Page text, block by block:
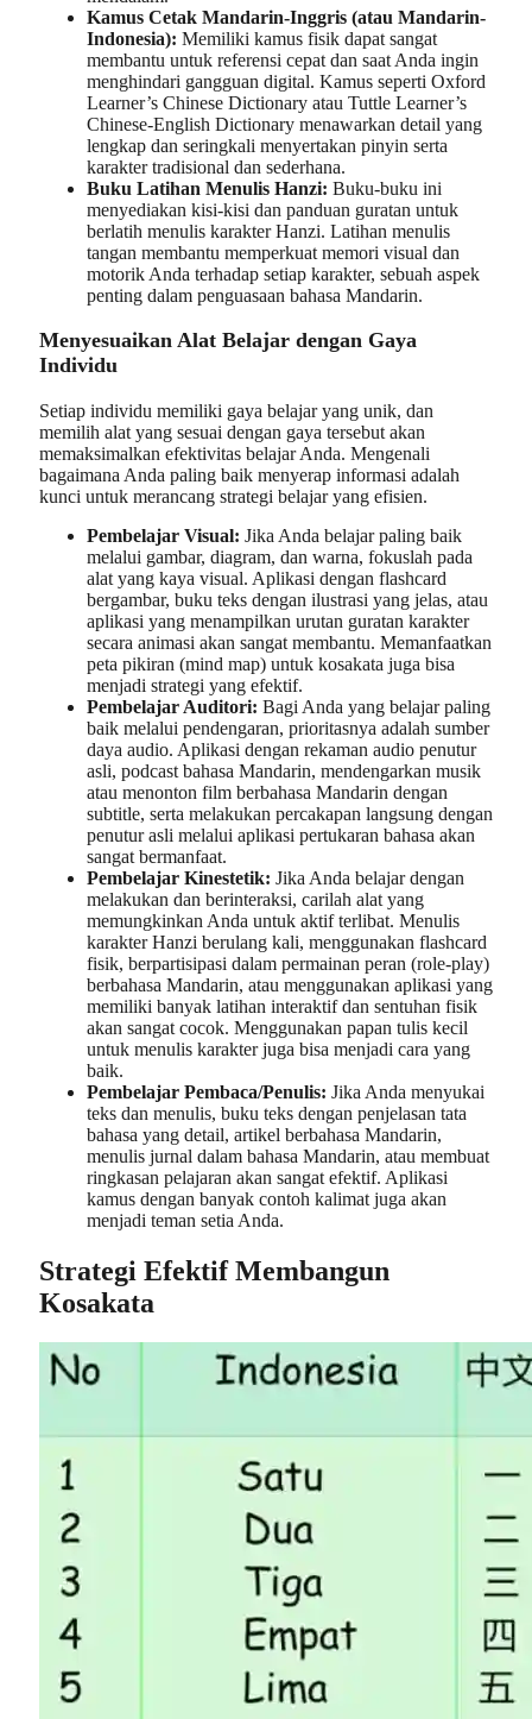
Kamus Cetak Mandarin-Inggris (atau Mandarin-
Indonesia): Memiliki kamus fisik dapat sangat
membantu untuk referensi cepat dan saat Anda ingin
menghindari gangguan digital. Kamus seperti Oxford
Learner’s Chinese Dictionary atau Tuttle Learner’s
Chinese-English Dictionary menawarkan detail yang
lengkap dan seringkali menyertakan pinyin serta
karakter tradisional dan sederhana.
Buku Latihan Menulis Hanzi: Buku-buku ini
menyediakan kisi-kisi dan panduan guratan untuk
berlatih menulis karakter Hanzi. Latihan menulis
tangan membantu memperkuat memori visual dan
motorik Anda terhadap setiap karakter, sebuah aspek
penting dalam penguasaan bahasa Mandarin.
Menyesuaikan Alat Belajar dengan Gaya
Individu
Setiap individu memiliki gaya belajar yang unik, dan
memilih alat yang sesuai dengan gaya tersebut akan
memaksimalkan efektivitas belajar Anda. Mengenali
bagaimana Anda paling baik menyerap informasi adalah
kunci untuk merancang strategi belajar yang efisien.
Pembelajar Visual: Jika Anda belajar paling baik
melalui gambar, diagram, dan warna, fokuslah pada
alat yang kaya visual. Aplikasi dengan flashcard
bergambar, buku teks dengan ilustrasi yang jelas, atau
aplikasi yang menampilkan urutan guratan karakter
secara animasi akan sangat membantu. Memanfaatkan
peta pikiran (mind map) untuk kosakata juga bisa
menjadi strategi yang efektif.
Pembelajar Auditori: Bagi Anda yang belajar paling
baik melalui pendengaran, prioritasnya adalah sumber
daya audio. Aplikasi dengan rekaman audio penutur
asli, podcast bahasa Mandarin, mendengarkan musik
atau menonton film berbahasa Mandarin dengan
subtitle, serta melakukan percakapan langsung dengan
penutur asli melalui aplikasi pertukaran bahasa akan
sangat bermanfaat.
Pembelajar Kinestetik: Jika Anda belajar dengan
melakukan dan berinteraksi, carilah alat yang
memungkinkan Anda untuk aktif terlibat. Menulis
karakter Hanzi berulang kali, menggunakan flashcard
fisik, berpartisipasi dalam permainan peran (role-play)
berbahasa Mandarin, atau menggunakan aplikasi yang
memiliki banyak latihan interaktif dan sentuhan fisik
akan sangat cocok. Menggunakan papan tulis kecil
untuk menulis karakter juga bisa menjadi cara yang
baik.
Pembelajar Pembaca/Penulis: Jika Anda menyukai
teks dan menulis, buku teks dengan penjelasan tata
bahasa yang detail, artikel berbahasa Mandarin,
menulis jurnal dalam bahasa Mandarin, atau membuat
ringkasan pelajaran akan sangat efektif. Aplikasi
kamus dengan banyak contoh kalimat juga akan
menjadi teman setia Anda.
Strategi Efektif Membangun
Kosakata